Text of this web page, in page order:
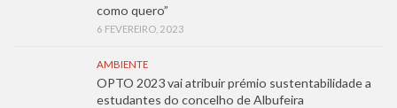
como quero”
6 FEVEREIRO, 2023
AMBIENTE
OPTO 2023 vai atribuir prémio sustentabilidade a
estudantes do concelho de Albufeira